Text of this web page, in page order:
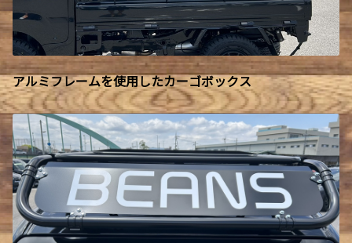
アルミフレームを使用したカーゴボックス